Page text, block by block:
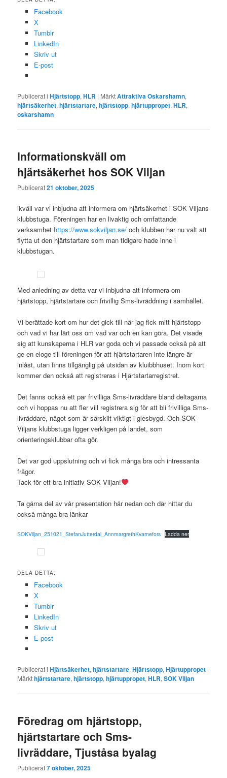
Facebook
X
Tumblr
LinkedIn
Skriv ut
E-post
Publicerat i Hjärtstopp,HLR | MärktAttraktiva Oskarshamn,
hjärtsäkerhet,hjärtstartare,hjärtstopp,hjärtuppropet,HLR,
oskarshamn
Informationskväll om
hjärtsäkerhet hos SOK Viljan
Publicerat21 oktober, 2025
ikväll var vi inbjudna att informera om hjärtsäkerhet i SOK Viljans
klubbstuga. Föreningen har en livaktig och omfattande
verksamhet https://www.sokviljan.se/ och klubben har nu valt att
flytta ut den hjärtstartare som man tidigare hade inne i
klubbstugan.
Med anledning av detta var vi inbjudna att informera om
hjärtstopp, hjärtstartare och frivillig Sms-livräddning i samhället.
Vi berättade kort om hur det gick till när jag fick mitt hjärtstopp
och vad vi har lärt oss om vad var och en kan göra. Det visade
sig att kunskaperna i HLR var goda och vi passade också på att
ge en eloge till föreningen för att hjärtstartaren inte längre är
inlåst, utan finns tillgänglig på utsidan av kluibbhuset. Inom kort
kommer den också att registreras i Hjärtstartarregistret.
Det fanns också ett par frivilliga Sms-livräddare bland deltagarna
och vi hoppas nu att fler vill registrera sig för att bli frivilliga Sms-
livräddare, något som är särskilt viktigt i glesbygd. Och SOK
Viljans klubbstuga ligger verkligen på landet, som
orienteringsklubbar ofta gör.
Det var god uppslutning och vi fick många bra och intressanta
frågor.
Tack för ett bra initiativ SOK Viljan!
Ta gärna del av vår presentation här nedan och där hittar du
också många bra länkar
SOKViljan_251021_StefanJutterdal_AnnmargrethKvarnefors Ladda ner
DELA DETTA:
Facebook
X
Tumblr
LinkedIn
Skriv ut
E-post
Publicerat i Hjärtsäkerhet,hjärtstartare,Hjärtstopp,Hjärtuppropet |
Märkthjärtstartare,hjärtstopp,hjärtuppropet,HLR,SOK Viljan
Föredrag om hjärtstopp,
hjärtstartare och Sms-
livräddare, Tjuståsa byalag
Publicerat7 oktober, 2025